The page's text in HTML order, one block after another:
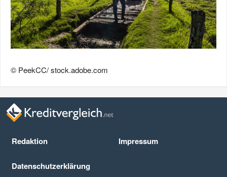
© PeekCC/ stock.adobe.com
Redaktion Impressum
Datenschutz­erklärung